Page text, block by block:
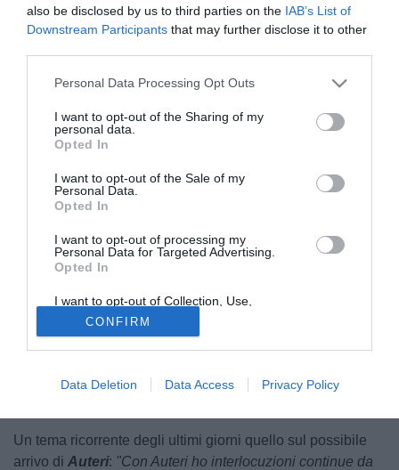
also be disclosed by us to third parties on the IAB’s List of
Downstream Participants that may further disclose it to other
Personal Data Processing Opt Outs
I want to opt-out of the Sharing of my
personal data.
Opted In
I want to opt-out of the Sale of my
Personal Data.
Opted In
I want to opt-out of processing my
Personal Data for Targeted Advertising.
Opted In
I want to opt-out of Collection, Use,
Retention, Sale, and/or Sharing of my
Personal Data that Is Unrelated with the
Purposes for which it was collected.
Opted Out
CONFIRM
Data Deletion Data Access Privacy Policy
Il tempo scorre velocemente e le società si devono
preparare a ciò che le attenderà e per farlo serve una
visione chiara dentro e fuori dal campo. A tal proposito il
sembra progettare in medio-lunghi termini. A fare
chiarezza è il direttore sportivo Danilo Pagni che ha tenuto
fondamentali per ripartire e rilanciare la società verso il
Un tema ricorrente degli ultimi giorni quello sul possibile
arrivo di Auteri: "Con Auteri ho interlocuzioni continue da